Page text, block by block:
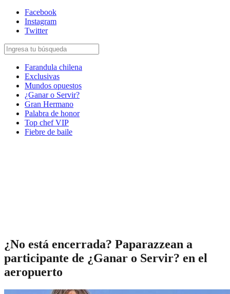
Facebook
Instagram
Twitter
Farandula chilena
Exclusivas
Mundos opuestos
¿Ganar o Servir?
Gran Hermano
Palabra de honor
Top chef VIP
Fiebre de baile
¿No está encerrada? Paparazzean a
participante de ¿Ganar o Servir? en el
aeropuerto